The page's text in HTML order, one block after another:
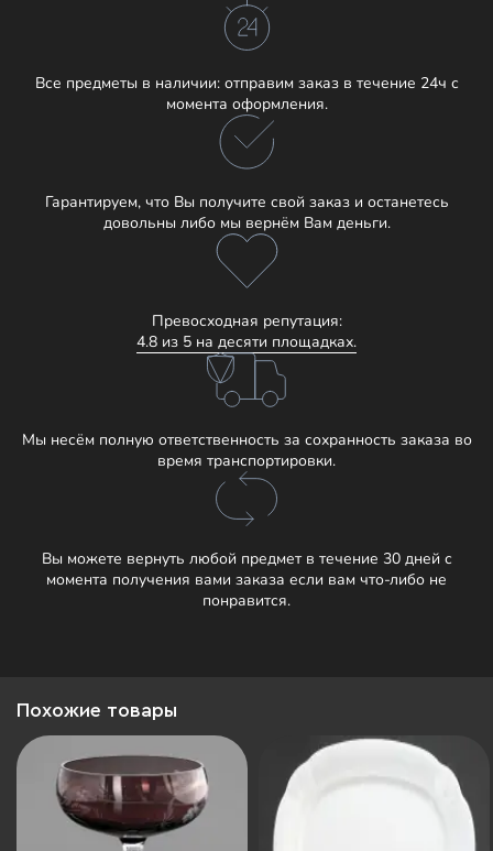
Все предметы в наличии: отправим заказ в течение 24ч с
момента оформления.
Гарантируем, что Вы получите свой заказ и останетесь
довольны либо мы вернём Вам деньги.
Превосходная репутация:
4.8 из 5 на десяти площадках.
Мы несём полную ответственность за сохранность заказа во
время транспортировки.
Вы можете вернуть любой предмет в течение 30 дней с
момента получения вами заказа если вам что-либо не
понравится.
Похожие товары